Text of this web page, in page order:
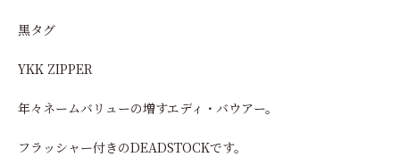
黒タグ
YKK ZIPPER
年々ネームバリューの増すエディ・バウアー。
フラッシャー付きのDEADSTOCKです。